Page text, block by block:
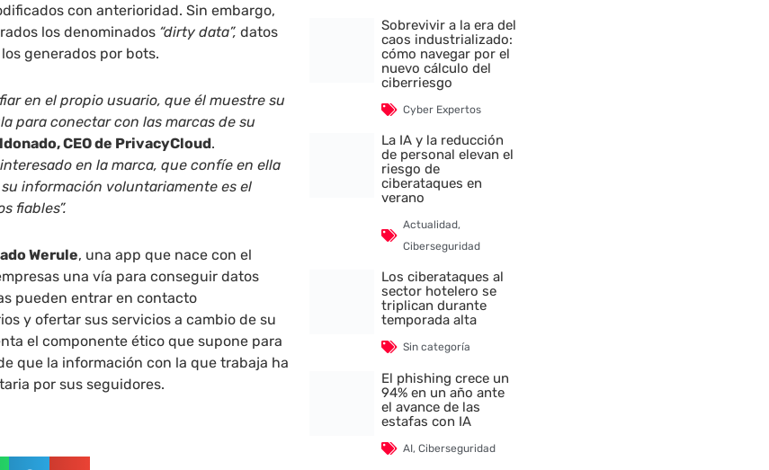
con anterioridad. Sin embargo,
los denominados “dirty data”, datos
generados por bots.
en el propio usuario, que él muestre su
para conectar con las marcas de su
CEO de PrivacyCloud.
en la marca, que confíe en ella
información voluntariamente es el
fiables”.
Werule, una app que nace con el
una vía para conseguir datos
pueden entrar en contacto
y ofertar sus servicios a cambio de su
el componente ético que supone para
que la información con la que trabaja ha
por sus seguidores.
Sobrevivir a la era del
caos industrializado:
cómo navegar por el
nuevo cálculo del
ciberriesgo
Cyber Expertos
La IA y la reducción
de personal elevan el
riesgo de
ciberataques en
verano
Actualidad,
Ciberseguridad
Los ciberataques al
sector hotelero se
triplican durante
temporada alta
Sin categoría
El phishing crece un
94% en un año ante
el avance de las
estafas con IA
AI,Ciberseguridad